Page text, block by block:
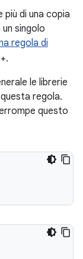
più di una copia
singolo
regola di
le librerie
regola.
questo